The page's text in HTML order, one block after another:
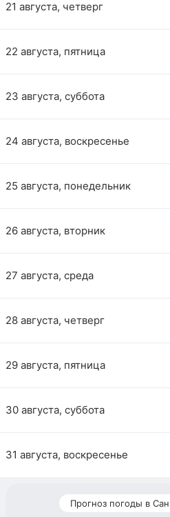
21 августа, четверг
22 августа, пятница
23 августа, суббота
24 августа, воскресенье
25 августа, понедельник
26 августа, вторник
27 августа, среда
28 августа, четверг
29 августа, пятница
30 августа, суббота
31 августа, воскресенье
Прогноз погоды в